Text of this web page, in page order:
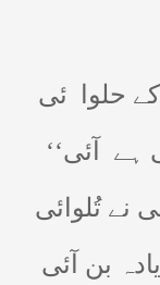
کے حلوا
ئی
ہے
آئی‘‘
نے تُلوائی
بن آئی